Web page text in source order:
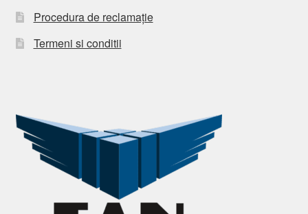
Procedura de reclamație
Termeni si conditii